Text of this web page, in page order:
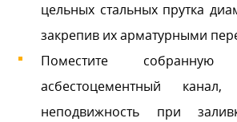
цельных стальных прутка
закрепив их арматурными
Поместите
асбестоцементный
неподвижность при